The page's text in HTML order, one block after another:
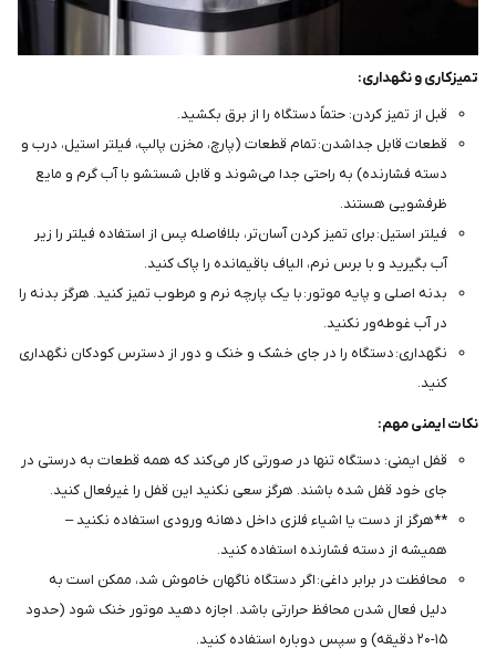
تمیزکاری و نگهداری:
قبل از تمیز کردن: حتماً دستگاه را از برق بکشید.
قطعات قابل جداشدن: تمام قطعات (پارچ، مخزن پالپ، فیلتر استیل، درب و
دسته فشارنده) به راحتی جدا می‌شوند و قابل شستشو با آب گرم و مایع
ظرفشویی هستند.
فیلتر استیل: برای تمیز کردن آسان‌تر، بلافاصله پس از استفاده فیلتر را زیر
آب بگیرید و با برس نرم، الیاف باقیمانده را پاک کنید.
بدنه اصلی و پایه موتور: با یک پارچه نرم و مرطوب تمیز کنید. هرگز بدنه را
در آب غوطه‌ور نکنید.
نگهداری: دستگاه را در جای خشک و خنک و دور از دسترس کودکان نگهداری
کنید.
نکات ایمنی مهم:
قفل ایمنی: دستگاه تنها در صورتی کار می‌کند که همه قطعات به درستی در
جای خود قفل شده باشند. هرگز سعی نکنید این قفل را غیرفعال کنید.
**هرگز از دست یا اشیاء فلزی داخل دهانه ورودی استفاده نکنید –
همیشه از دسته فشارنده استفاده کنید.
محافظت در برابر داغی: اگر دستگاه ناگهان خاموش شد، ممکن است به
دلیل فعال شدن محافظ حرارتی باشد. اجازه دهید موتور خنک شود (حدود
۱۵-۲۰ دقیقه) و سپس دوباره استفاده کنید.